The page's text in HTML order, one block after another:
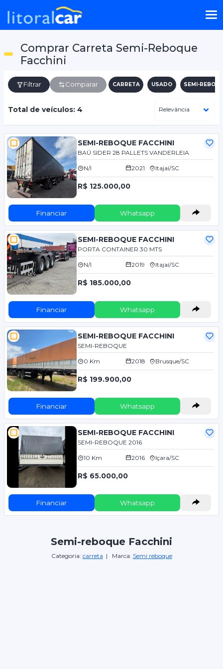
Comprar Carreta Semi-Reboque
Facchini
Filtrar Comparar CARRETA USADO SEMI-
Total de veículos: 4
SEMI-REBOQUE FACCHINI
BAÚ SIDER 28 PALLETS VANDERLEIA
N/I 2021 Itajaí/SC
R$ 125.000,00
Financiar Whatsapp
SEMI-REBOQUE FACCHINI
PORTA CONTAINER 30 MTS
N/I 2019 Itajaí/SC
R$ 185.000,00
Financiar Whatsapp
SEMI-REBOQUE FACCHINI
SEMI-REBOQUE
0 Km 2018 Brusque/SC
R$ 199.900,00
Financiar Whatsapp
SEMI-REBOQUE FACCHINI
SEMI-REBOQUE 2016
10 Km 2016 Içara/SC
R$ 65.000,00
Financiar Whatsapp
Semi-reboque Facchini
Categoria: carreta | Marca: Semi reboque